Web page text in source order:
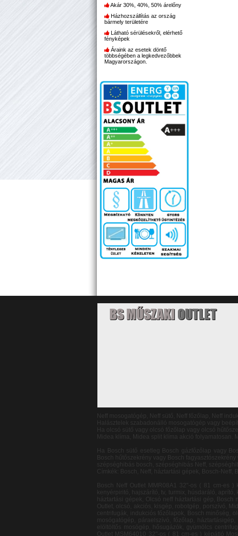
Akár 30%, 40%, 50% árelőny
Házhozszállítás az ország
bármely területére
Látható sérülésekről, elérhető
fényképek
Áraink az esetek döntő
többségében a legkedvezőbbek
Magyarországon.
BS MŰSZAKIOUTLET
Neff mosogatógép, Neff sütő, Neff főzőlap, Neff
Halásztelek szabadonálló mosogatógép vagy
Ha olcsó sütő vagy olcsó főzőlap vagy olcsó
Midea klíma, Midea split klíma akció folyamatosan.
Ha Bosch sütő esetleg Bosch gázfőzőlap vagy
Bosch hűtőszekrény vagy Bosch
szépséghibás bosch, szépséghibás Neff,
Címkék: Bosch, Neff, háztartási gépek, Bosch-Neff,
Bosch Neff Outlet MMR08A1 32"-os ( 81 cm-es ) képátló Mosógép, hűtő, mosógatógép, páraelszívó, főzőlap, háztartásigép, Outlet, olcsó, akciós, kisgép, robotgép, porszívó, kenyérpiritó, hajszárító, tv, turmix, húsdaráló, aprító, kávéfőző, gázfőzőlap, elöltöltős mosógép, hősugázók, gyümölcs centrifugák, indukciós főzőlapok, Bosch minőség, olcsó Bosch háztartási gépek, Olcsó neff háztartási gép, Bosch neff Outlet PHD2511 32"-os ( 81 cm-es ) képátló Mosógép, hűtő, mosógatógép, páraelszívó, főzőlap, Neff sütő, háztartásigép, Outlet, olcsó, akciós, kisgép, robotgép, porszívó, Midea klíma, kenyérpiritó, hajszárító, tv, turmix, húsdaráló, aprító, kávéfőző, gázfőzőlap, elöltöltős mosógép, hősugázók, gyümölcs centrifugák, indukciós főzőlapok, Bosch minőség, olcsó Bosch háztartási gépek, Olcsó neff háztartási gép, Bosch neff Outlet TDA2630 32"-os ( 81 cm-es ) képátló Mosógép, hűtő, mosógatógép, páraelszívó, főzőlap, háztartásigép, Outlet, olcsó, akciós, kisgép, robotgép, porszívó, kenyérpiritó, hajszárító, tv, turmix, húsdaráló, aprító, kávéfőző, gázfőzőlap, elöltöltős mosógép, hősugázók, gyümölcs centrifugák, Midea klíma, indukciós főzőlapok, Bosch minőség, olcsó Bosch háztartási gépek, Olcsó neff háztartási gép, Bosch Neff Outlet MSM64010 32"-os ( 81 cm-es ) képátló Mosógép, hűtő, mosógatógép, páraelszívó, főzőlap, háztartásigép, Outlet, olcsó, akciós, kisgép, robotgép, porszívó, kenyérpiritó, hajszárító, tv, turmix, húsdaráló, aprító, kávéfőző, gázfőzőlap, elöltöltős mosógép, hősugázók, Midea klíma, gyümölcs centrifugák, indukciós főzőlapok, Bosch minőség, Neff sütő,olcsó Bosch háztartási gépek, Olcsó Neff háztartási gép, Bosch Neff Outlet BSD3030 32"-os ( 81 cm-es ) képátló Mosógép, hűtő, mosógatógép, páraelszívó, főzőlap, háztartásigép, Outlet, olcsó, akciós, kisgép, robotgép, porszívó, kenyérpiritó, hajszárító, tv, turmix, húsdaráló, aprító, kávéfőző, gázfőzőlap, elöltöltős mosógép, hősugázók, gyümölcs centrifugák, indukciós főzőlapok, Bosch minőség, Midea klíma, olcsó Bosch háztartási gépek, Olcsó Neff háztartási gép, Bosch Neff Outlet BGL32510 32"-os ( 81 cm-es ) képátló Mosógép, Neff sütő, hűtő, mosógatógép, páraelszívó, főzőlap, háztartásigép, Outlet, olcsó, akciós, kisgép, robotgép, porszívó, kenyérpiritó, hajszárító, tv, turmix, húsdaráló, aprító, kávéfőző, gázfőzőlap, elöltöltős mosógép, hősugázók, gyümölcs centrifugák, indukciós főzőlapok, Bosch minőség, olcsó Bosch háztartási gépek, Olcsó Neff háztartási gép, Bosch neff Outlet TAT3A011 32"-os ( 81 cm-es ) képátló Mosógép, hűtő, mosógatógép, páraelszívó, főzőlap, háztartásigép, Outlet, olcsó, akciós, kisgép, robotgép, porszívó, kenyérpiritó, hajszárító, Neff sütő, tv, turmix, húsdaráló, aprító, kávéfőző, gázfőzőlap, elöltöltős mosógép, hősugázók, gyümölcs centrifugák, indukciós főzőlapok, Bosch minőség, olcsó Bosch